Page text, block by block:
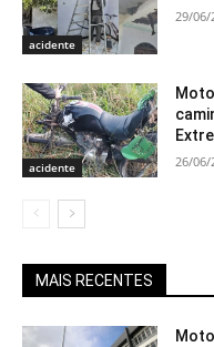
acidente
29/06/
acidente 26/06/
MAIS RECENTES